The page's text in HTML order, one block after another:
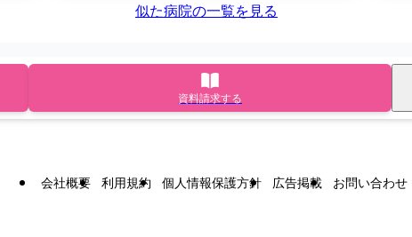
似た病院の一覧を見る
資料請求する
会社概要 利用規約 個人情報保護方針 広告掲載 お問い合わせ